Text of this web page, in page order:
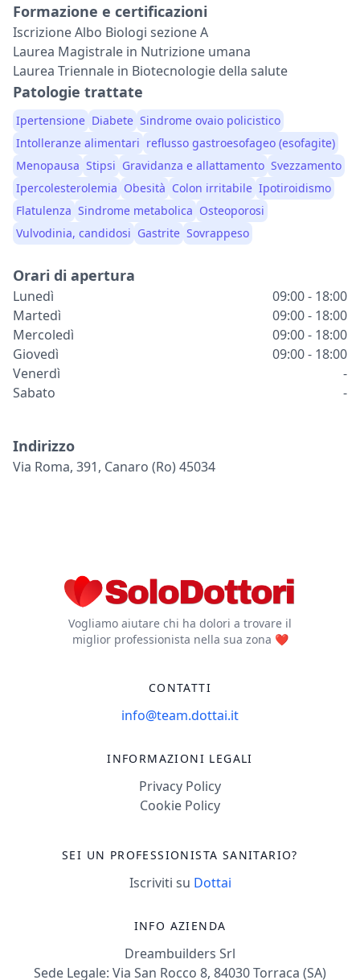
Formazione e certificazioni
Iscrizione Albo Biologi sezione A
Laurea Magistrale in Nutrizione umana
Laurea Triennale in Biotecnologie della salute
Patologie trattate
Ipertensione Diabete Sindrome ovaio policistico
Intolleranze alimentari reflusso gastroesofageo (esofagite)
Menopausa Stipsi Gravidanza e allattamento Svezzamento
Ipercolesterolemia Obesità Colon irritabile Ipotiroidismo
Flatulenza Sindrome metabolica Osteoporosi
Vulvodinia, candidosi Gastrite Sovrappeso
Orari di apertura
Lunedì
09:00 - 18:00
Martedì
09:00 - 18:00
Mercoledì
09:00 - 18:00
Giovedì
09:00 - 18:00
Venerdì
-
Sabato
-
Indirizzo
Via Roma, 391, Canaro (ro) 45034
Vogliamo aiutare chi ha dolori a trovare il
miglior professionista nella sua zona ❤️
CONTATTI
info@team.dottai.it
INFORMAZIONI LEGALI
Privacy Policy
Cookie Policy
SEI UN PROFESSIONISTA SANITARIO?
Iscriviti su Dottai
INFO AZIENDA
Dreambuilders Srl
Sede Legale: Via San Rocco 8, 84030 Torraca (SA)